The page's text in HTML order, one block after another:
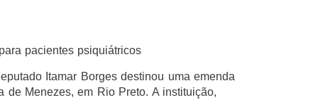
pacientes psiquiátricos
Itamar Borges destinou uma emenda
de Menezes, em Rio Preto. A instituição,